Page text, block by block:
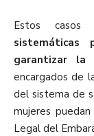
Estos casos
sistemáticas
garantizar la
encargados de
del sistema de
mujeres
Legal del